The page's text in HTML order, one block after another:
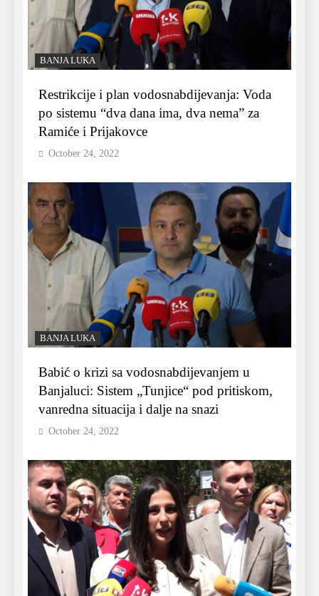
BANJA LUKA
Restrikcije i plan vodosnabdijevanja: Voda
po sistemu “dva dana ima, dva nema” za
Ramiće i Prijakovce
October 24, 2022
BANJA LUKA
Babić o krizi sa vodosnabdijevanjem u
Banjaluci: Sistem „Tunjice“ pod pritiskom,
vanredna situacija i dalje na snazi
October 24, 2022